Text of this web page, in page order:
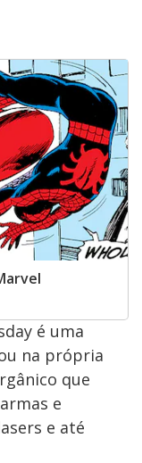
é uma
na própria
que
e
e até